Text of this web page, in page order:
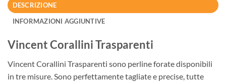
DESCRIZIONE
INFORMAZIONI AGGIUNTIVE
Vincent Corallini Trasparenti
Vincent Corallini Trasparenti sono perline forate disponibili
in tre misure. Sono perfettamente tagliate e precise, tutte